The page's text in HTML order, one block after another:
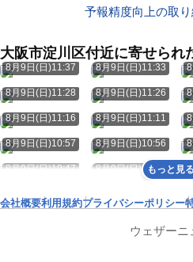
予報精度向上の取
大阪市淀川区付近に寄せられ
8月9日(日)11:37 8月9日(日)11:33
8月9日(日)11:28 8月9日(日)11:26
8月9日(日)11:16 8月9日(日)11:11
8月9日(日)10:57 8月9日(日)10:56
8月9日(日)10:47 8月9日(日)10:47もっと見る
会社概要利用規約プライバシーポリシー
ウェザーニ